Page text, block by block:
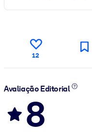
12
Avaliação Editorial
8